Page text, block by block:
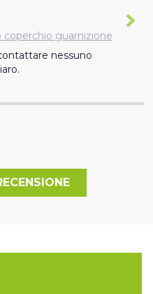
coperchio guarnizione
nessuno